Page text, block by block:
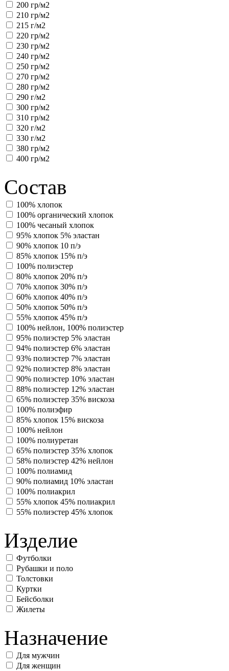
200 гр/м2
210 гр/м2
215 г/м2
220 гр/м2
230 гр/м2
240 гр/м2
250 гр/м2
270 гр/м2
280 гр/м2
290 г/м2
300 гр/м2
310 гр/м2
320 г/м2
330 г/м2
380 гр/м2
400 гр/м2
Состав
100% хлопок
100% органический хлопок
100% чесаный хлопок
95% хлопок 5% эластан
90% хлопок 10 п/э
85% хлопок 15% п/э
100% полиэстер
80% хлопок 20% п/э
70% хлопок 30% п/э
60% хлопок 40% п/э
50% хлопок 50% п/э
55% хлопок 45% п/э
100% нейлон, 100% полиэстер
95% полиэстер 5% эластан
94% полиэстер 6% эластан
93% полиэстер 7% эластан
92% полиэстер 8% эластан
90% полиэстер 10% эластан
88% полиэстер 12% эластан
65% полиэстер 35% вискоза
100% полиэфир
85% хлопок 15% вискоза
100% нейлон
100% полиуретан
65% полиэстер 35% хлопок
58% полиэстер 42% нейлон
100% полиамид
90% полиамид 10% эластан
100% полиакрил
55% хлопок 45% полиакрил
55% полиэстер 45% хлопок
Изделие
Футболки
Рубашки и поло
Толстовки
Куртки
Бейсболки
Жилеты
Назначение
Для мужчин
Для женщин